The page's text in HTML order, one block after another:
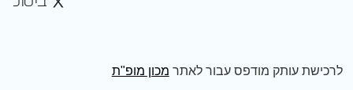
לרכישת עותק מודפס עבור לאתר מכון מופ"ת